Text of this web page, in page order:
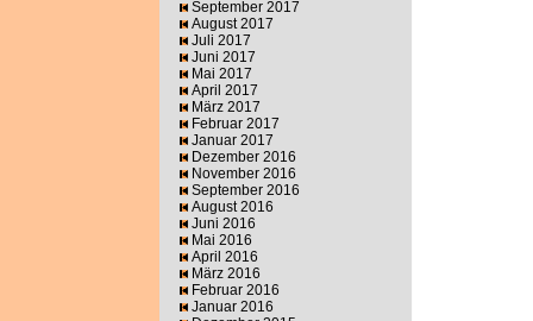
September 2017
August 2017
Juli 2017
Juni 2017
Mai 2017
April 2017
März 2017
Februar 2017
Januar 2017
Dezember 2016
November 2016
September 2016
August 2016
Juni 2016
Mai 2016
April 2016
März 2016
Februar 2016
Januar 2016